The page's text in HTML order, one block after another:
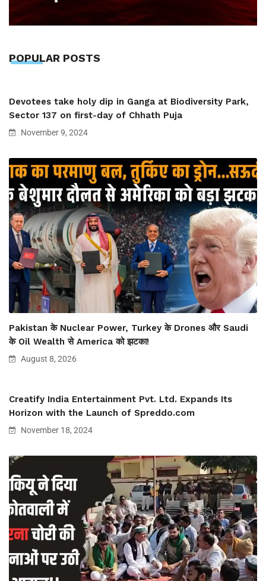
POPULAR POSTS
Devotees take holy dip in Ganga at Biodiversity Park,
Sector 137 on first-day of Chhath Puja
November 9, 2024
Pakistan के Nuclear Power, Turkey के Drones और Saudi
के Oil Wealth से America को झटका!
August 8, 2026
Creatify India Entertainment Pvt. Ltd. Expands Its
Horizon with the Launch of Spreddo.com
November 18, 2024